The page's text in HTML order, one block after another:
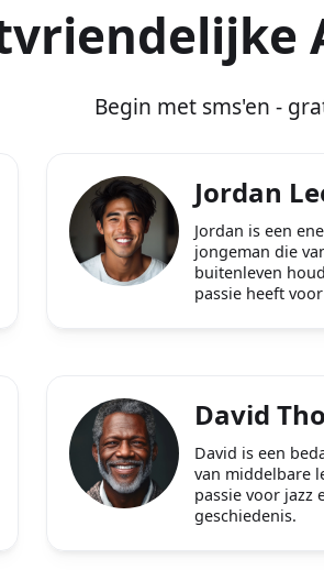
Begin met sms'en -
Jordan
Jordan is een
jongeman die
buitenleven
passie heeft
David
David is een
van middelbare
passie voor jazz
geschiedenis.